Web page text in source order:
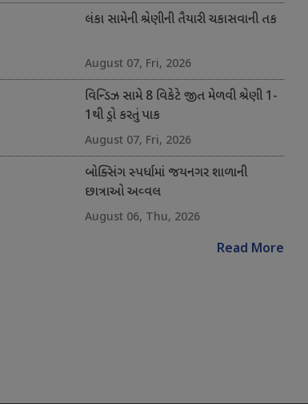
લંકા સામેની શ્રેણીની તૈયારી ચકાસવાની તક
August 07, Fri, 2026
વિન્ડિઝ સામે 8 વિકેટે જીત મેળવી શ્રેણી 1-
1થી ડ્રો કરતું પાક
August 07, Fri, 2026
બોક્સિંગ સ્પર્ધામાં જયનગર શાળાની
છાત્રાઓ અવ્વલ
August 06, Thu, 2026
Read More